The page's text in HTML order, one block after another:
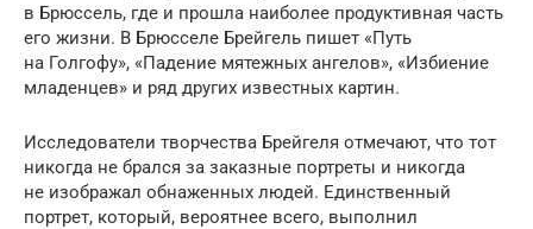
в Брюссель, где и прошла наиболее продуктивная часть
его жизни. В Брюсселе Брейгель пишет «Путь
на Голгофу», «Падение мятежных ангелов», «Избиение
младенцев» и ряд других известных картин.
Исследователи творчества Брейгеля отмечают, что тот
никогда не брался за заказные портреты и никогда
не изображал обнаженных людей. Единственный
портрет, который, вероятнее всего, выполнил